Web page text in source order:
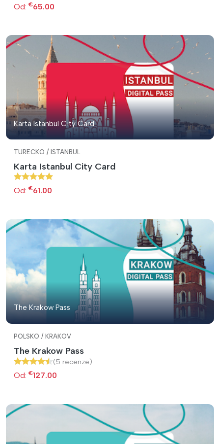
Od: €65.00
Karta Istanbul City Card
TURECKO / ISTANBUL
Karta Istanbul City Card
Od: €61.00
The Krakow Pass
POLSKO / KRAKOV
The Krakow Pass
(5 recenze)
Od: €127.00